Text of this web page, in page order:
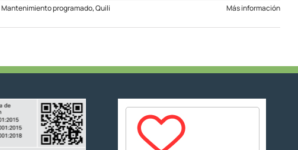
Mantenimiento programado,Quili
Más información